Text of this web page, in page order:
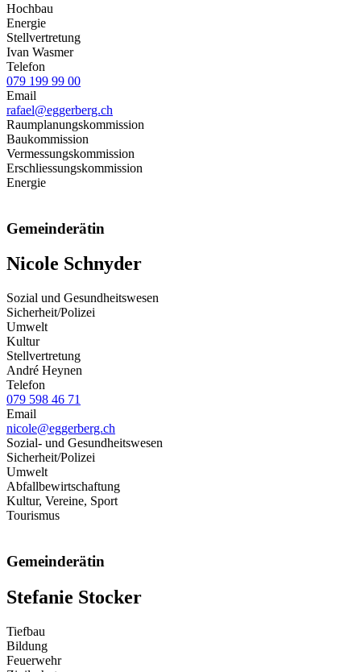
Hochbau
Energie
Stellvertretung
Ivan Wasmer
Telefon
079 199 99 00
Email
rafael@eggerberg.ch
Raumplanungskommission
Baukommission
Vermessungskommission
Erschliessungskommission
Energie
Gemeinderätin
Nicole Schnyder
Sozial und Gesundheitswesen
Sicherheit/Polizei
Umwelt
Kultur
Stellvertretung
André Heynen
Telefon
079 598 46 71
Email
nicole@eggerberg.ch
Sozial- und Gesundheitswesen
Sicherheit/Polizei
Umwelt
Abfallbewirtschaftung
Kultur, Vereine, Sport
Tourismus
Gemeinderätin
Stefanie Stocker
Tiefbau
Bildung
Feuerwehr